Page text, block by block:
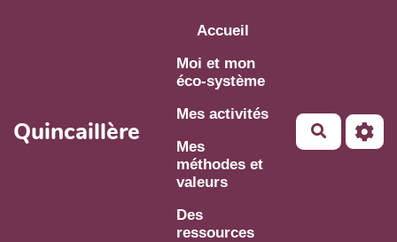
Aller au contenu principal
Quincaillère
Accueil
Moi et mon
éco-système
Mes activités
Mes
méthodes et
valeurs
Des
ressources